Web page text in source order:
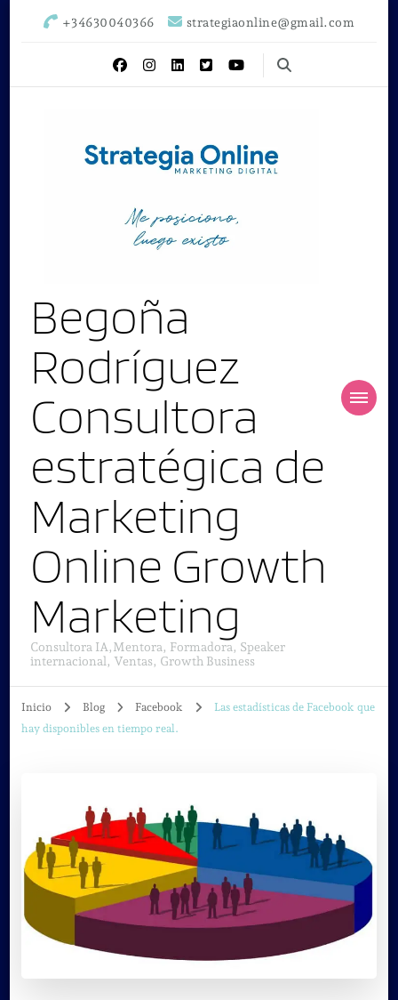
+34630040366 strategiaonline@gmail.com
Begoña
Rodríguez
Consultora
estratégica de
Marketing
Online Growth
Marketing
Consultora IA,Mentora, Formadora, Speaker
internacional, Ventas, Growth Business
Inicio Blog Facebook
Las estadísticas de Facebook que
hay disponibles en tiempo real.